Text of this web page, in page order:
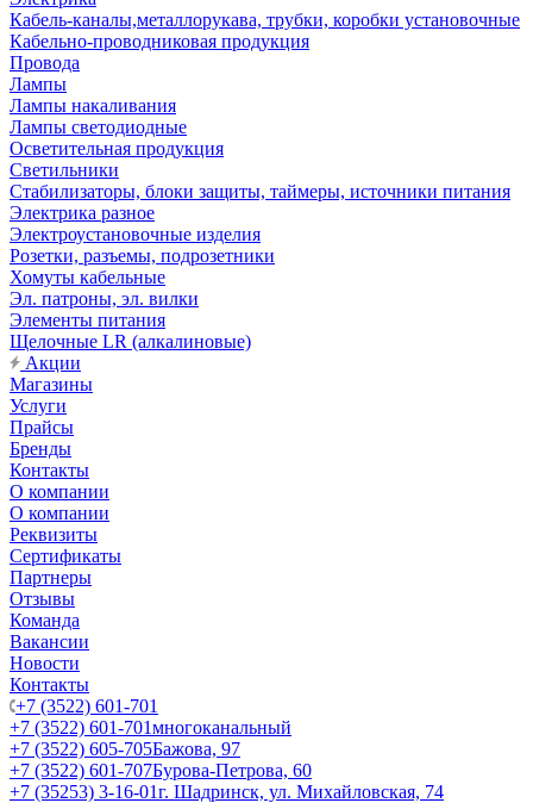
Кабель-каналы,металлорукава, трубки, коробки установочные
Кабельно-проводниковая продукция
Провода
Лампы
Лампы накаливания
Лампы светодиодные
Осветительная продукция
Светильники
Стабилизаторы, блоки защиты, таймеры, источники питания
Электрика разное
Электроустановочные изделия
Розетки, разъемы, подрозетники
Хомуты кабельные
Эл. патроны, эл. вилки
Элементы питания
Щелочные LR (алкалиновые)
Акции
Магазины
Услуги
Прайсы
Бренды
Контакты
О компании
О компании
Реквизиты
Сертификаты
Партнеры
Отзывы
Команда
Вакансии
Новости
Контакты
+7 (3522) 601-701
+7 (3522) 601-701многоканальный
+7 (3522) 605-705Бажова, 97
+7 (3522) 601-707Бурова-Петрова, 60
+7 (35253) 3-16-01г. Шадринск, ул. Михайловская, 74